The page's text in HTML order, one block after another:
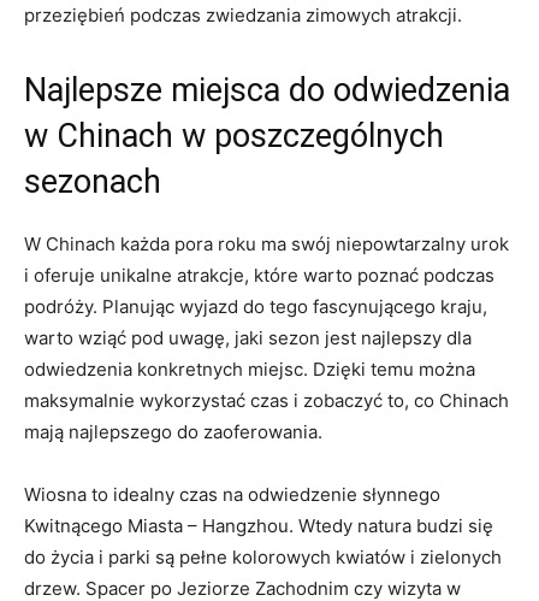
⁤przeziębień podczas zwiedzania zimowych atrakcji.
Najlepsze miejsca do odwiedzenia
w Chinach w poszczególnych
sezonach
W​ Chinach każda pora roku ma swój niepowtarzalny urok
i oferuje unikalne atrakcje, które ​warto poznać podczas
podróży. ‍Planując wyjazd do tego fascynującego kraju,
⁣warto wziąć pod uwagę,⁤ jaki sezon jest najlepszy dla
odwiedzenia konkretnych miejsc. Dzięki temu ⁢można
maksymalnie ​wykorzystać czas i zobaczyć⁢ to, co⁤ Chinach
mają najlepszego do zaoferowania.
Wiosna to‌ idealny czas na odwiedzenie słynnego
Kwitnącego Miasta – Hangzhou. Wtedy natura budzi się
do życia i parki są pełne kolorowych kwiatów i zielonych
drzew. Spacer po Jeziorze Zachodnim czy wizyta⁤ w